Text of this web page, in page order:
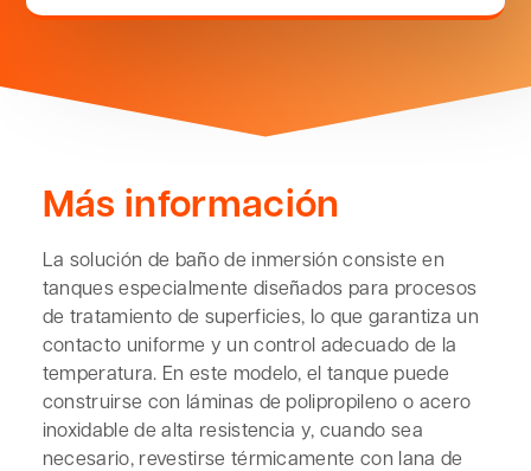
Más información
La solución de baño de inmersión consiste en
tanques especialmente diseñados para procesos
de tratamiento de superficies, lo que garantiza un
contacto uniforme y un control adecuado de la
temperatura. En este modelo, el tanque puede
construirse con láminas de polipropileno o acero
inoxidable de alta resistencia y, cuando sea
necesario, revestirse térmicamente con lana de